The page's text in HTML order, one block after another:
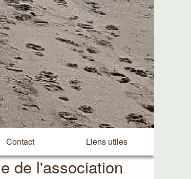
Contact Liens utiles
de l'association